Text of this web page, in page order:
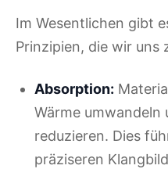
Im Wesentlichen gibt
Prinzipien, die wir uns
Absorption:
Wärme umwandeln
reduzieren. Dies
präziseren